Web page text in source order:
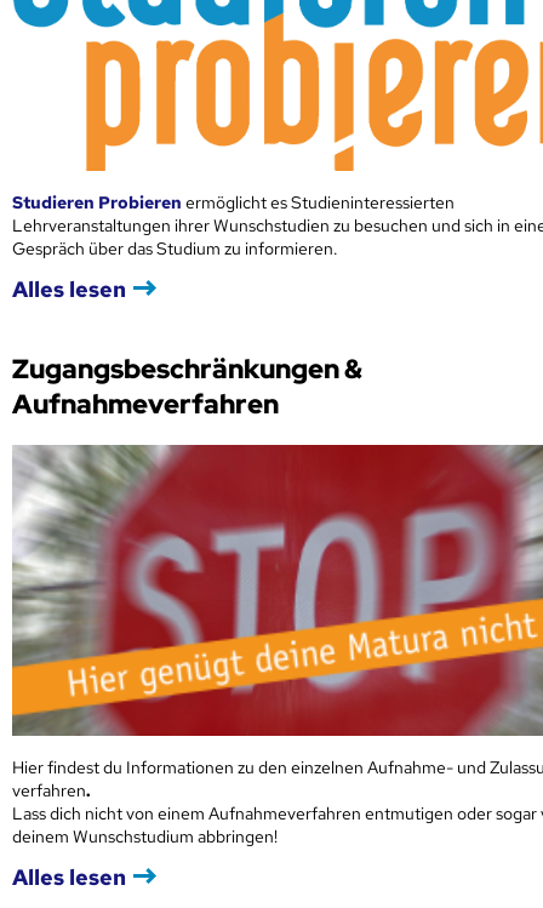
Studieren Probieren ermöglicht es Studieninteressierten
Lehrveranstaltungen ihrer Wunschstudien zu besuchen und sich in
Gespräch über das Studium zu informieren.
Alles lesen
Zugangsbeschränkungen &
Aufnahmeverfahren
Hier findest du Informationen zu den einzelnen Aufnahme- und
verfahren.
Lass dich nicht von einem Aufnahmeverfahren entmutigen oder sogar
deinem Wunschstudium abbringen!
Alles lesen